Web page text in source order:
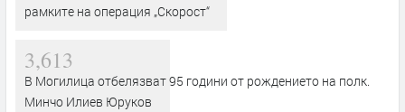
рамките на операция „Скорост“
3,613
В Могилица отбелязват 95 години от рождението на полк.
Минчо Илиев Юруков